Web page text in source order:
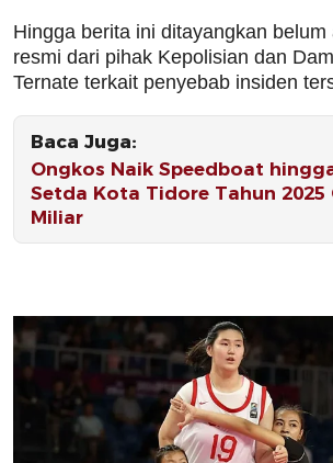
Hingga berita ini ditayangkan belum
resmi dari pihak Kepolisian dan
Ternate terkait penyebab insiden
Baca Juga:
Ongkos Naik Speedboat
Setda Kota Tidore Tahun 2025
Miliar